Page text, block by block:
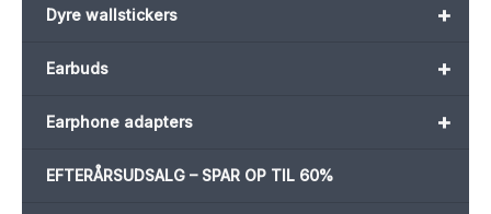
+
Dyre wallstickers
+
Earbuds
+
Earphone adapters
EFTERÅRSUDSALG – SPAR OP TIL 60%